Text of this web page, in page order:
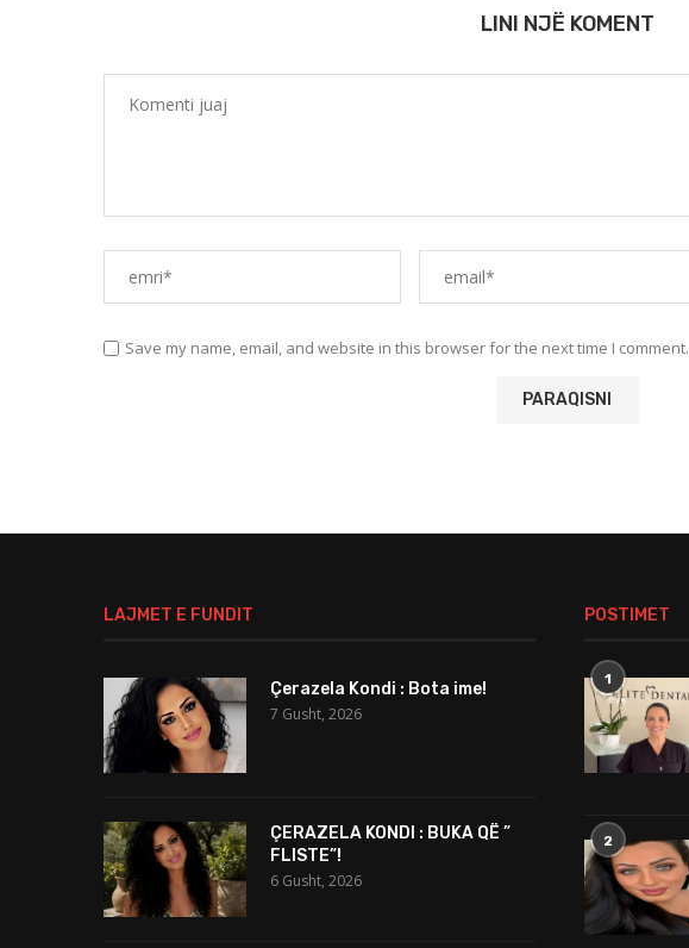
LINI NJË KOMENT
Save my name, email, and website in this browser for the next time I comment.
LAJMET E FUNDIT
Çerazela Kondi : Bota ime!
7 Gusht, 2026
ÇERAZELA KONDI : BUKA QË ”
FLISTE”!
6 Gusht, 2026
POSTIMET
1
2